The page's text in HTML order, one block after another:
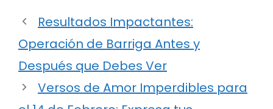
Resultados Impactantes:
Operación de Barriga Antes y
Después que Debes Ver
Versos de Amor Imperdibles para